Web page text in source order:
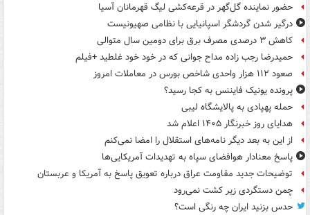
حضور نماینده گل‌گهر در قرعه‌کشی لیگ قهرمانان آسیا
درگیر شدن گردشگر اسپانیایی با نظامی صهیونیست
کاهش ۳ درصدی مصرف برق برای دومین سال متوالی
حمیدرضا رجب زاده مداح جوانی که در خود خود غلطید +فیلم
صعود ۱۱۲ هزار واحدی شاخص بورس در معاملات امروز
پرونده یونیک فایننس به کجا رسید؟
حمله پهپادی به پالایشگاه لیبی
هدایای روز خبرنگار ۱۴۰۵ اعلام شد
از این به بعد دیگر نامه‌های استقلال را امضا نمی‌کنم
پاسخ معنادار هوافضای سپاه به تهدیدات آمریکایی‌ها
توضیحات جدید مقاومت عراق درباره تعویق پاسخ به آمریکا و عربستان
چمن دستگردی زیر کشت نمی‌رود
حدس بزنید ایران چه رنگی است؟